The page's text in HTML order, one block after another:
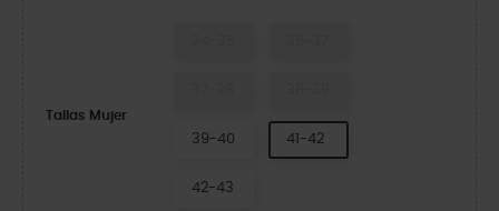
Tallas Mujer
39-40 41-42
42-43